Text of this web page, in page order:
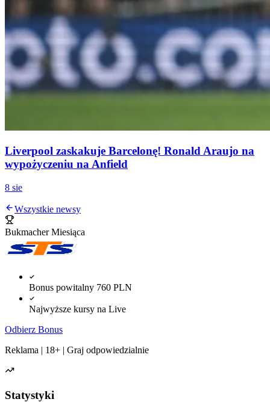
Liverpool zaskakuje Barcelonę! Ronald Araujo na
wypożyczeniu na Anfield
8 sie
Wszystkie newsy
Bukmacher Miesiąca
Bonus powitalny 760 PLN
Najwyższe kursy na Live
Odbierz Bonus
Reklama | 18+ | Graj odpowiedzialnie
Statystyki